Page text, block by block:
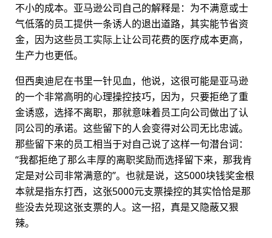
不小的成本。亚马逊公司自己的解释是：为不满意或士
气低落的员工提供一条诱人的退出道路，其实能节省资
金，因为这些员工实际上让公司花费的医疗成本更高，
生产力也更低。
但西奥迪尼在书里一针见血，他说，这很可能是亚马逊
的一个非常高明的心理操控技巧，因为，只要拒绝了重
金诱惑，选择不离职，那就意味着员工向公司做出了认
同公司的承诺。这些留下的人会变得对公司无比忠诚。
那些留下来的员工相当于对自己说了这样一句潜台词：
“我都拒绝了那么丰厚的离职奖励而选择留下来，那我肯
定是对公司非常满意的”。也就是说，这5000块钱奖金根
本就是指东打西，这张5000元支票操控的其实恰恰是那
些没去兑现这张支票的人。这一招，真是又隐蔽又狠
辣。